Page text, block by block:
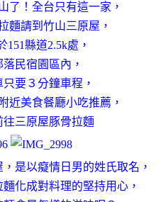
了！全台只有這一家，
麵請到竹山三原屋，
151縣道2.5k處，
民宿園區內，
要３分鐘車程，
近美食餐廳小吃推薦，
三原屋豚骨拉麵
是以癡情日男的姓氏取名，
化成對料理的堅持用心，